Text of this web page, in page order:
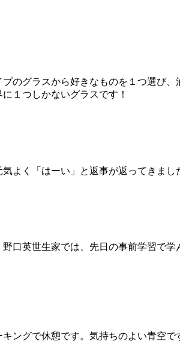
のグラスから好きなものを１つ選び
１つしかないグラスです！
よく「はーい」と返事が返ってきまし
口英世生家では、先日の事前学習で
ングで休憩です。気持ちのよい青空で